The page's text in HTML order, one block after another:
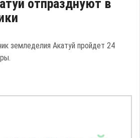
отпразднуют в
земледелия Акатуй пройдет 24